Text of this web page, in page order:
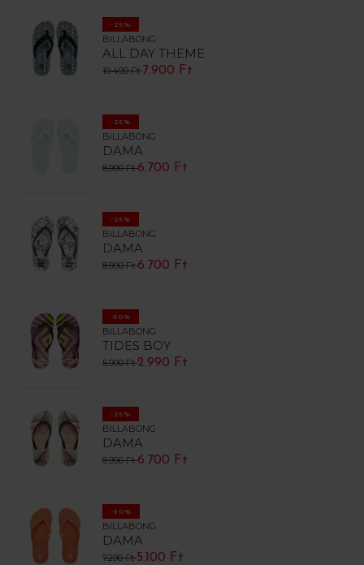
-25%
BILLABONG
ALL DAY THEME
10.490 Ft7.900 Ft
-25%
BILLABONG
DAMA
8.990 Ft6.700 Ft
-25%
BILLABONG
DAMA
8.990 Ft6.700 Ft
-50%
BILLABONG
TIDES BOY
5.990 Ft2.990 Ft
-25%
BILLABONG
DAMA
8.990 Ft6.700 Ft
-30%
BILLABONG
DAMA
7.290 Ft5.100 Ft